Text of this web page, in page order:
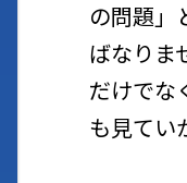
の問題」
ばなりま
だけでな
も見てい